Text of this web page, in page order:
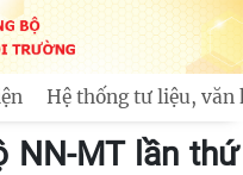
Hệ thống tư liệu, văn
Hồ ra đi tìm đường cứu
NN-MT lần thứ